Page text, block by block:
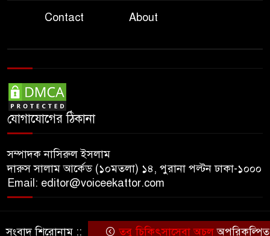
বাসা-বাড়ি, শিল্প ও যানবাহনে চরম
৯
১০
Contact About
যোগাযোগের ঠিকানা
সম্পাদক নাসিরুল ইসলাম
দারুস সালাম আর্কেড (১০মতলা) ১৪, পুরানা পল্টন ঢাকা-১০০০
Email: editor@voiceekattor.com
© Copyright By © Voice Ekattor
সংবাদ শিরোনাম :: তবু চিকিৎসাসেবা অচলঅপরিকল্পিত